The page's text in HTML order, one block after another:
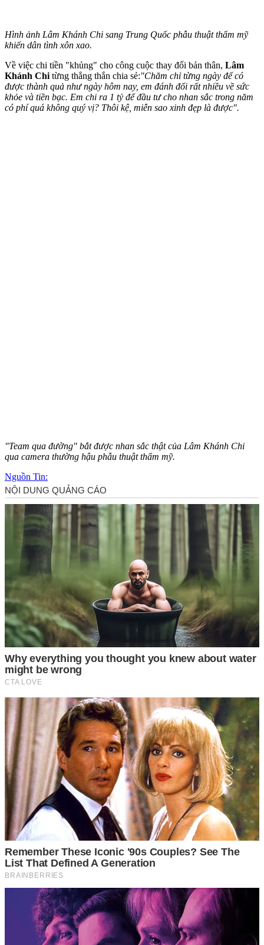
Hình ảnh Lâm Khánh Chi sang Trung Quốc phẫu thuật thẩm mỹ
khiến dân tình xôn xao.
Về việc chi tiền "khủng" cho công cuộc thay đổi bản thân, Lâm
Khánh Chi từng thẳng thắn chia sẻ:"Chăm chỉ từng ngày để có
được thành quả như ngày hôm nay, em đánh đổi rất nhiều về sức
khỏe và tiền bạc. Em chi ra 1 tỷ để đầu tư cho nhan sắc trong năm
có phí quá không quý vị? Thôi kệ, miễn sao xinh đẹp là được".
"Team qua đường" bắt được nhan sắc thật của Lâm Khánh Chi
qua camera thường hậu phẫu thuật thẩm mỹ.
Nguồn Tin: